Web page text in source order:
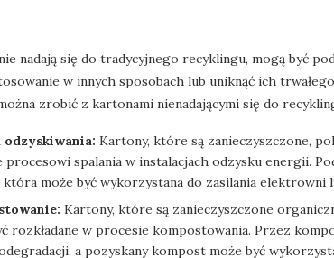
nadają się do tradycyjnego recyklingu, mogą być
w innych sposobach lub uniknąć ich
zrobić z kartonami nienadającymi się do
odzyskiwania: Kartony, które są zanieczyszczone,
procesowi spalania w instalacjach odzysku energii.
która może być wykorzystana do zasilania elektrowni
Kartony, które są zanieczyszczone
rozkładane w procesie kompostowania. Przez
a pozyskany kompost może być